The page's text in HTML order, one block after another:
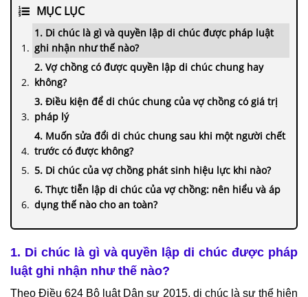
MỤC LỤC
1. Di chúc là gì và quyền lập di chúc được pháp luật
ghi nhận như thế nào?
2. Vợ chồng có được quyền lập di chúc chung hay
không?
3. Điều kiện để di chúc chung của vợ chồng có giá trị
pháp lý
4. Muốn sửa đổi di chúc chung sau khi một người chết
trước có được không?
5. Di chúc của vợ chồng phát sinh hiệu lực khi nào?
6. Thực tiễn lập di chúc của vợ chồng: nên hiểu và áp
dụng thế nào cho an toàn?
1. Di chúc là gì và quyền lập di chúc được pháp
luật ghi nhận như thế nào?
Theo Điều 624 Bộ luật Dân sự 2015, di chúc là sự thể hiện